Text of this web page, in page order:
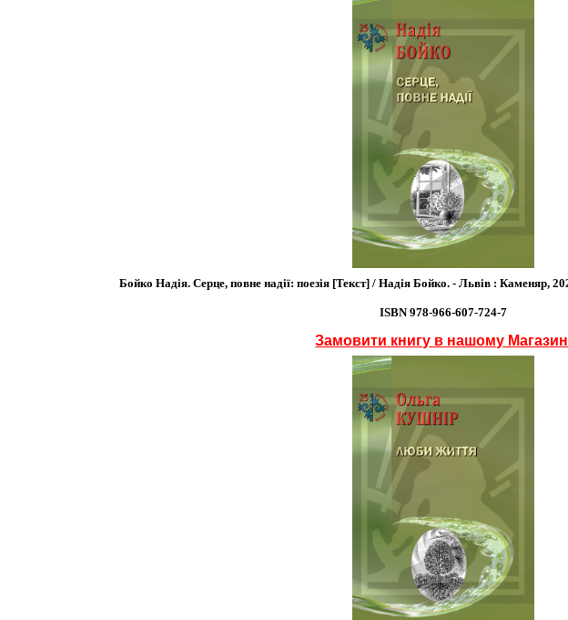
Бойко Надія. Серце, повне надії: поезія [Текст] / Надія Бойко. - Львів : Каменяр,
ISBN 978-966-607-724-7
Замовити книгу в нашому